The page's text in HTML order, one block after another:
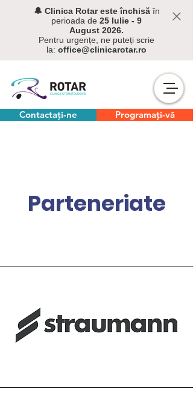
🔔 Clinica Rotar este închisăîn
perioada de 25 Iulie - 9
August 2026.
Pentru urgențe, ne puteți scrie
la: office@clinicarotar.ro
Contactați-ne Programați-vă
Parteneriate